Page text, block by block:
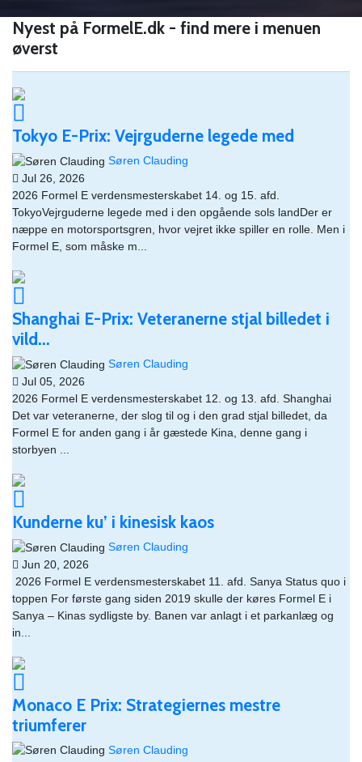
Nyest på FormelE.dk - find mere i menuen
øverst
Tokyo E-Prix: Vejrguderne legede med
Søren Clauding
Jul 26, 2026
2026 Formel E verdensmesterskabet 14. og 15. afd.
TokyoVejrguderne legede med i den opgående sols landDer er
næppe en motorsportsgren, hvor vejret ikke spiller en rolle. Men i
Formel E, som måske m...
Shanghai E-Prix: Veteranerne stjal billedet i
vild...
Søren Clauding
Jul 05, 2026
2026 Formel E verdensmesterskabet 12. og 13. afd. Shanghai
Det var veteranerne, der slog til og i den grad stjal billedet, da
Formel E for anden gang i år gæstede Kina, denne gang i
storbyen ...
Kunderne ku’ i kinesisk kaos
Søren Clauding
Jun 20, 2026
​ 2026 Formel E verdensmesterskabet 11. afd. Sanya Status quo i
toppen For første gang siden 2019 skulle der køres Formel E i
Sanya – Kinas sydligste by. Banen var anlagt i et parkanlæg og
in...
Monaco E Prix: Strategiernes mestre
triumferer
Søren Clauding